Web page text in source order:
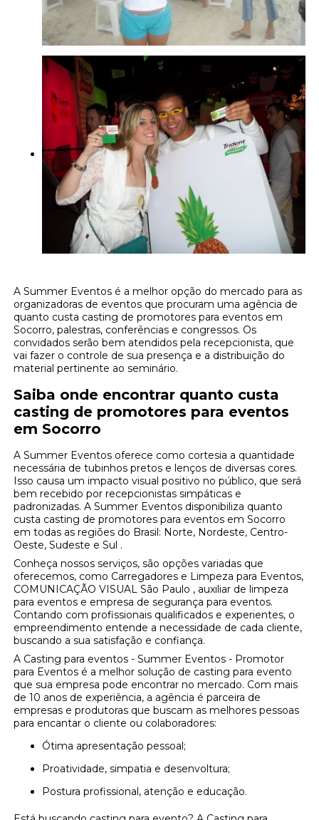
A Summer Eventos é a melhor opção do mercado para as
organizadoras de eventos que procuram uma agência de
quanto custa casting de promotores para eventos em
Socorro, palestras, conferências e congressos. Os
convidados serão bem atendidos pela recepcionista, que
vai fazer o controle de sua presença e a distribuição do
material pertinente ao seminário.
Saiba onde encontrar quanto custa
casting de promotores para eventos
em Socorro
A Summer Eventos oferece como cortesia a quantidade
necessária de tubinhos pretos e lenços de diversas cores.
Isso causa um impacto visual positivo no público, que será
bem recebido por recepcionistas simpáticas e
padronizadas. A Summer Eventos disponibiliza quanto
custa casting de promotores para eventos em Socorro
em todas as regiões do Brasil: Norte, Nordeste, Centro-
Oeste, Sudeste e Sul .
Conheça nossos serviços, são opções variadas que
oferecemos, como Carregadores e Limpeza para Eventos,
COMUNICAÇÃO VISUAL São Paulo , auxiliar de limpeza
para eventos e empresa de segurança para eventos.
Contando com profissionais qualificados e experientes, o
empreendimento entende a necessidade de cada cliente,
buscando a sua satisfação e confiança.
A Casting para eventos - Summer Eventos - Promotor
para Eventos é a melhor solução de casting para evento
que sua empresa pode encontrar no mercado. Com mais
de 10 anos de experiência, a agência é parceira de
empresas e produtoras que buscam as melhores pessoas
para encantar o cliente ou colaboradores:
Ótima apresentação pessoal;
Proatividade, simpatia e desenvoltura;
Postura profissional, atenção e educação.